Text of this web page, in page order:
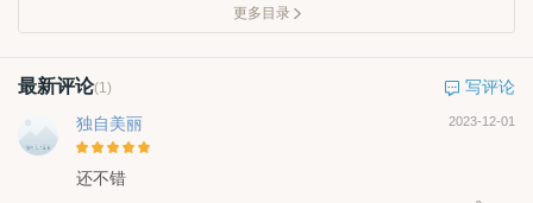
更多目录
最新评论(1)
写评论
独自美丽
2023-12-01
还不错